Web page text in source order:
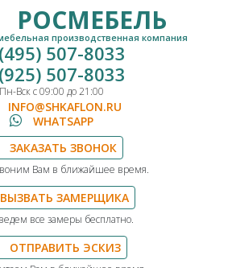
РОСМЕБЕЛЬ
производственная компания
507-8033
507-8033
Пн-Вск с 09:00 до 21:00
INFO@SHKAFLON.RU
WHATSAPP
ЗАКАЗАТЬ ЗВОНОК
Вам в ближайшее время.
ВЫЗВАТЬ ЗАМЕРЩИКА
все замеры бесплатно.
ОТПРАВИТЬ ЭСКИЗ